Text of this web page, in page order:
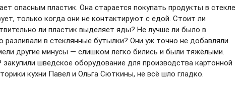
опасным пластик. Она старается покупать продукты в стекле
только когда они не контактируют с едой. Стоит ли
ли пластик выделяет яды? Не лучше ли было в
разливали в стеклянные бутылки? Они уж точно не добавляли
другие минусы — слишком легко бились и были тяжёлыми.
шведское оборудование для производства картонной
кухни Павел и Ольга Сюткины, не всё шло гладко.